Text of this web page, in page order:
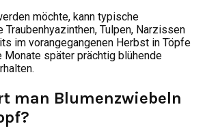
möchte, kann typische
Traubenhyazinthen, Tulpen, Narzissen
im vorangegangenen Herbst in Töpfe
Monate später prächtig blühende
man Blumenzwiebeln